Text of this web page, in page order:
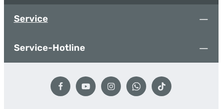
Service
Service-Hotline